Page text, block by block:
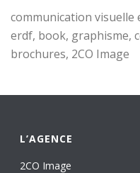
communication
erdf, book, graphisme,
brochures, 2CO Image
L’AGENCE
2CO Image